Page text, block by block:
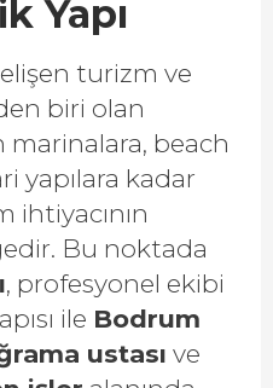
Yapı
turizm ve
biri olan
marinalara, beach
yapılara kadar
ihtiyacının
Bu noktada
, profesyonel ekibi
ile Bodrum
ustası ve